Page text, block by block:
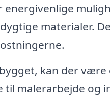
materialer.
kan der være
til malerarbejde og